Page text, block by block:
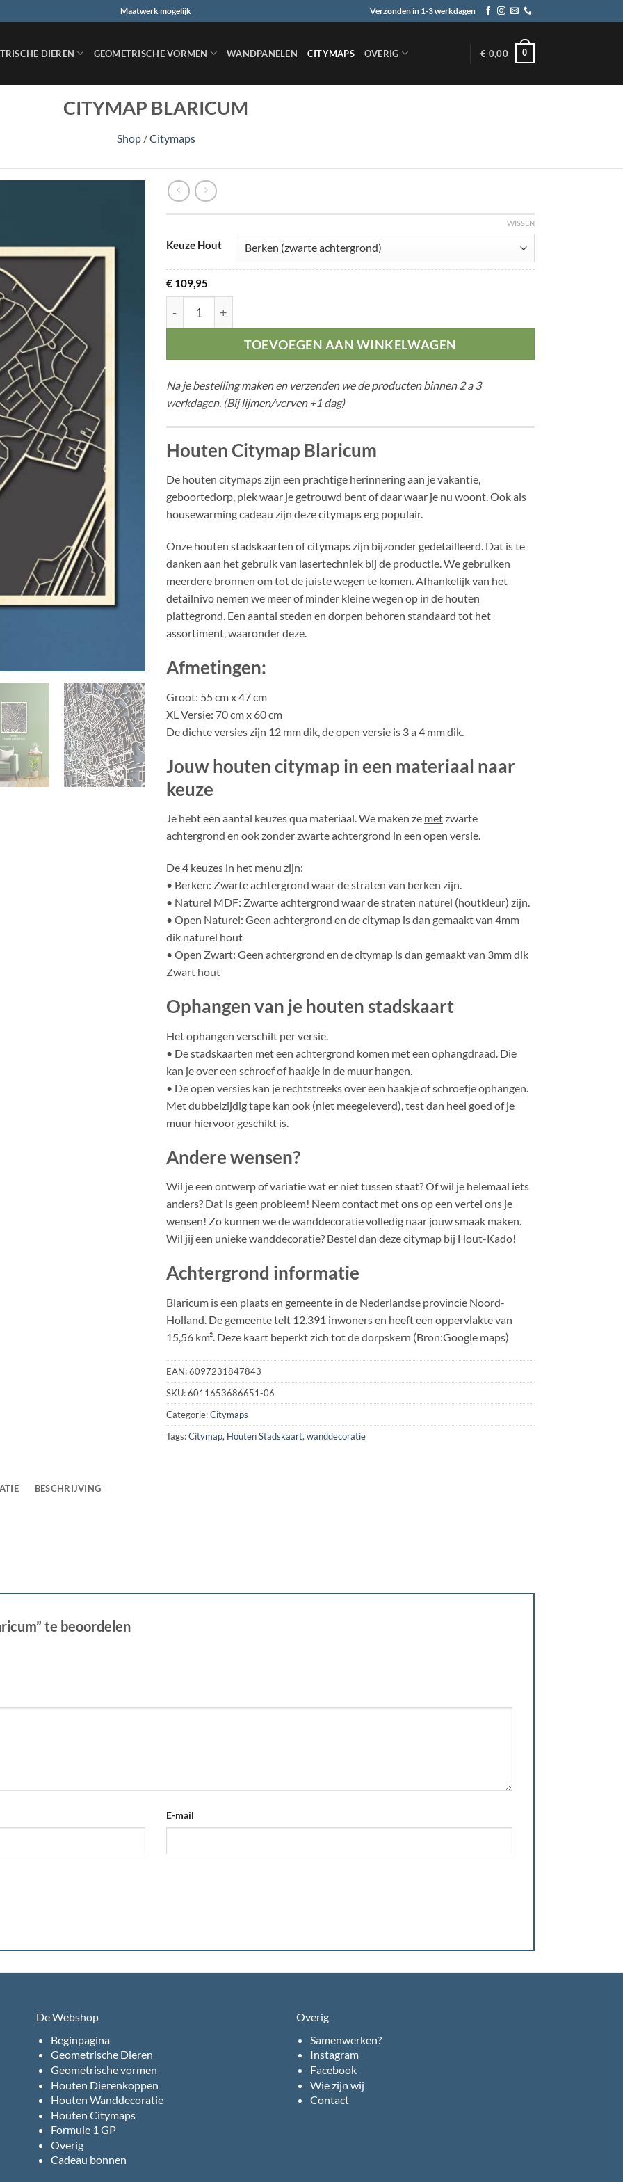
Maatwerk mogelijk Verzonden in 1-3 werkdagen
DIEREN GEOMETRISCHE VORMEN WANDPANELEN CITYMAPS OVERIG € 0,00 0
CITYMAP BLARICUM
Shop /Citymaps
Keuze Hout
WISSEN
€ 109,95
Citymap Blaricum aantal
TOEVOEGEN AAN WINKELWAGEN
Na je bestelling maken en verzenden we de producten binnen 2 a 3
werkdagen. (Bij lijmen/verven +1 dag)
Houten Citymap Blaricum
De houten citymaps zijn een prachtige herinnering aan je vakantie,
geboortedorp, plek waar je getrouwd bent of daar waar je nu woont. Ook als
housewarming cadeau zijn deze citymaps erg populair.
Onze houten stadskaarten of citymaps zijn bijzonder gedetailleerd. Dat is te
danken aan het gebruik van lasertechniek bij de productie. We gebruiken
meerdere bronnen om tot de juiste wegen te komen. Afhankelijk van het
detailnivo nemen we meer of minder kleine wegen op in de houten
plattegrond. Een aantal steden en dorpen behoren standaard tot het
assortiment, waaronder deze.
Afmetingen:
Groot: 55 cm x 47 cm
XL Versie: 70 cm x 60 cm
De dichte versies zijn 12 mm dik, de open versie is 3 a 4 mm dik.
Jouw houten citymap in een materiaal naar
keuze
Je hebt een aantal keuzes qua materiaal. We maken ze metzwarte
achtergrond en ookzonderzwarte achtergrond in een open versie.
De 4 keuzes in het menu zijn:
• Berken: Zwarte achtergrond waar de straten van berken zijn.
• Naturel MDF: Zwarte achtergrond waar de straten naturel (houtkleur) zijn.
• Open Naturel: Geen achtergrond en de citymap is dan gemaakt van 4mm
dik naturel hout
• Open Zwart: Geen achtergrond en de citymap is dan gemaakt van 3mm dik
Zwart hout
Ophangen van je houten stadskaart
Het ophangen verschilt per versie.
• De stadskaarten met een achtergrond komen met een ophangdraad. Die
kan je over een schroef of haakje in de muur hangen.
• De open versies kan je rechtstreeks over een haakje of schroefje ophangen.
Met dubbelzijdig tape kan ook (niet meegeleverd), test dan heel goed of je
muur hiervoor geschikt is.
Andere wensen?
Wil je een ontwerp of variatie wat er niet tussen staat? Of wil je helemaal iets
anders? Dat is geen probleem! Neem contact met ons op een vertel ons je
wensen! Zo kunnen we de wanddecoratie volledig naar jouw smaak maken.
Wil jij een unieke wanddecoratie? Bestel dan deze citymap bij Hout-Kado!
Achtergrond informatie
Blaricum is een plaats en gemeente in de Nederlandse provincie Noord-
Holland. De gemeente telt 12.391 inwoners en heeft een oppervlakte van
15,56 km². Deze kaart beperkt zich tot de dorpskern (Bron:Google maps)
EAN:6097231847843
SKU:6011653686651-06
Categorie:Citymaps
Tags:Citymap, Houten Stadskaart, wanddecoratie
BESCHRIJVING
te beoordelen
E-mail
De Webshop
Beginpagina
Geometrische Dieren
Geometrische vormen
Houten Dierenkoppen
Houten Wanddecoratie
Houten Citymaps
Formule 1 GP
Overig
Cadeau bonnen
Overig
Samenwerken?
Instagram
Facebook
Wie zijn wij
Contact